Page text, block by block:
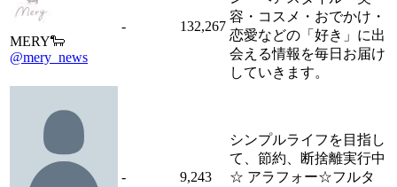
MERY🐑
@mery_news
- 132,267
容・コスメ・おでかけ・
恋愛などの「好き」に出
会える情報を毎日お届け
していきます。
- 9,243
シンプルライフを目指し
て、節約、断捨離実行中
☆ アラフォー☆フルタ